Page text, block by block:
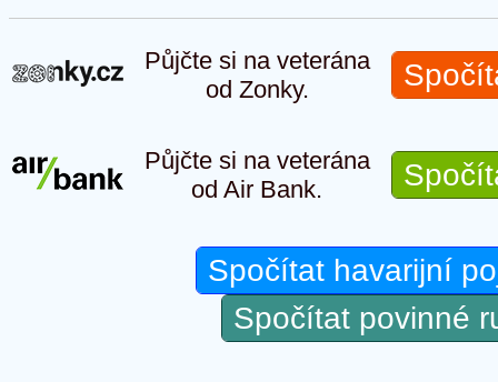
Půjčte si na veterána
od Zonky.
Půjčte si na veterána
od Air Bank.
Spočítat havarijní
Spočítat povinné